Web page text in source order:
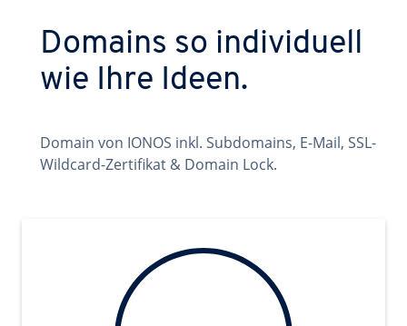
Domains so individuell
wie Ihre Ideen.
Domain von IONOS inkl. Subdomains, E-Mail, SSL-
Wildcard-Zertifikat & Domain Lock.